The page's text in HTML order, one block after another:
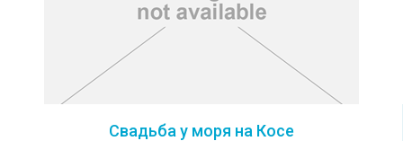
Свадьба у моря на Косе